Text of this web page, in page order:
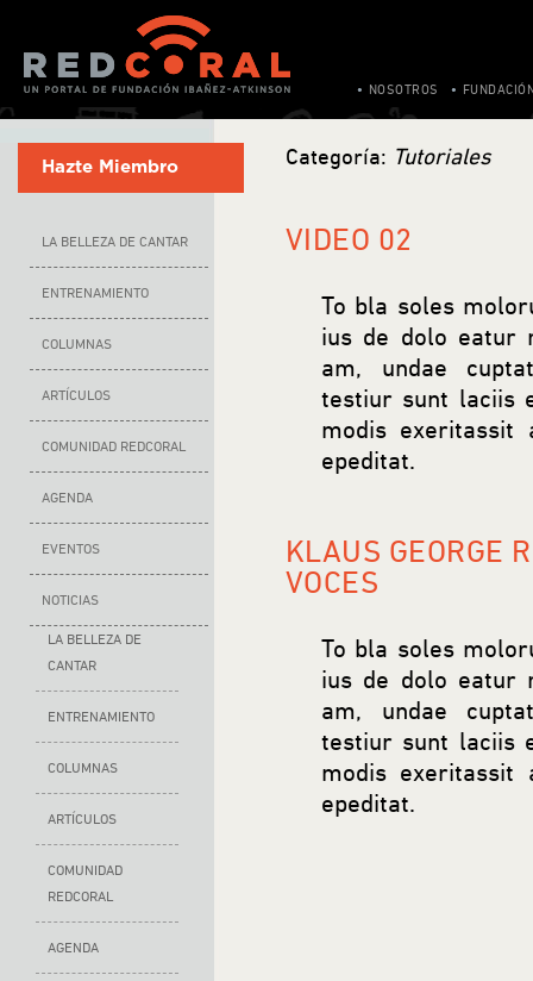
NOSOTROS
Hazte Miembro
LA BELLEZA DE CANTAR
ENTRENAMIENTO
COLUMNAS
ARTÍCULOS
COMUNIDAD REDCORAL
AGENDA
EVENTOS
NOTICIAS
LA BELLEZA DE
CANTAR
ENTRENAMIENTO
COLUMNAS
ARTÍCULOS
COMUNIDAD
REDCORAL
AGENDA
Categoría: Tutoriales
VIDEO 02
To bla soles
ius de dolo eatur
am, undae
testiur sunt laciis
modis exeritassit
epeditat.
KLAUS GEORGE
VOCES
To bla soles
ius de dolo eatur
am, undae
testiur sunt laciis
modis exeritassit
epeditat.